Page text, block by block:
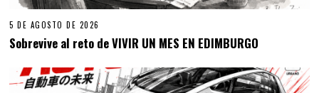
5 DE AGOSTO DE 2026
Sobrevive al reto de VIVIR UN MES EN EDIMBURGO